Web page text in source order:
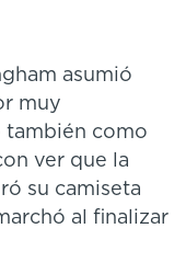
asumió
muy
también como
ver que la
su camiseta
al finalizar